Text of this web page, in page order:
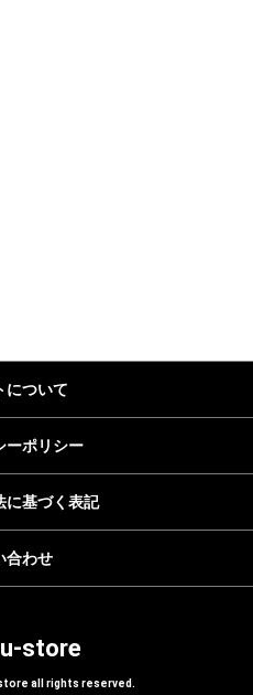
について
ーポリシー
に基づく表記
合わせ
store
all rights reserved.